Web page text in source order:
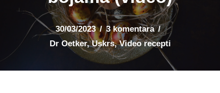
30/03/2023
3 komentara
Dr Oetker,Uskrs,Video recepti